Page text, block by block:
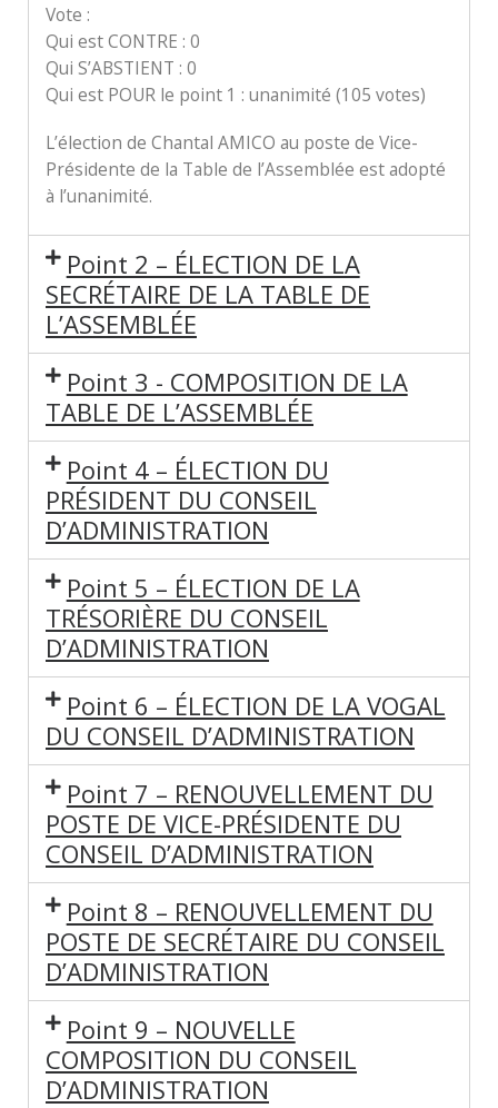
Vote :
Qui est CONTRE : 0
Qui S’ABSTIENT : 0
Qui est POUR le point 1 : unanimité (105 votes)
L’élection de Chantal AMICO au poste de Vice-
Présidente de la Table de l’Assemblée est adopté
à l’unanimité.
Point 2 – ÉLECTION DE LA
SECRÉTAIRE DE LA TABLE DE
L’ASSEMBLÉE
Point 3 - COMPOSITION DE LA
TABLE DE L’ASSEMBLÉE
Point 4 – ÉLECTION DU
PRÉSIDENT DU CONSEIL
D’ADMINISTRATION
Point 5 – ÉLECTION DE LA
TRÉSORIÈRE DU CONSEIL
D’ADMINISTRATION
Point 6 – ÉLECTION DE LA VOGAL
DU CONSEIL D’ADMINISTRATION
Point 7 – RENOUVELLEMENT DU
POSTE DE VICE-PRÉSIDENTE DU
CONSEIL D’ADMINISTRATION
Point 8 – RENOUVELLEMENT DU
POSTE DE SECRÉTAIRE DU CONSEIL
D’ADMINISTRATION
Point 9 – NOUVELLE
COMPOSITION DU CONSEIL
D’ADMINISTRATION